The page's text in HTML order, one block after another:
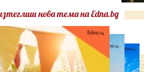
нова тема на Edna.bg